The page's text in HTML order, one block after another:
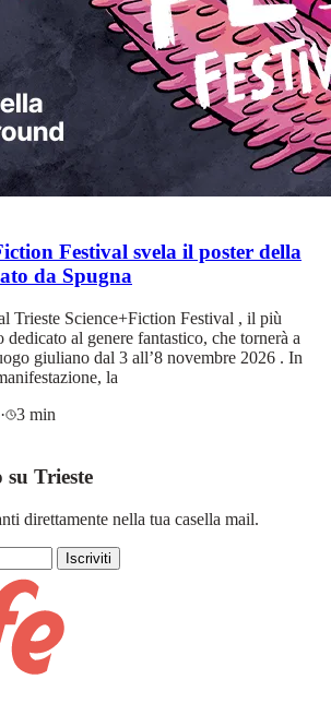
Festival svela il poster della
da Spugna
Trieste Science+Fiction Festival , il più
dedicato al genere fantastico, che tornerà a
giuliano dal 3 all’8 novembre 2026 . In
la
·
3 min
su Trieste
direttamente nella tua casella mail.
Iscriviti